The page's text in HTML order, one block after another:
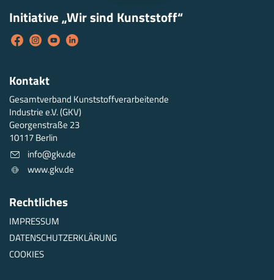
Kontakt
Gesamtverband Kunststoffverarbeitende
Industrie e.V. (GKV)
Georgenstraße 23
10117 Berlin
info@gkv.de
www.gkv.de
Initiative „Wir sind Kunststoff“
Rechtliches
IMPRESSUM
DATENSCHUTZERKLÄRUNG
COOKIES